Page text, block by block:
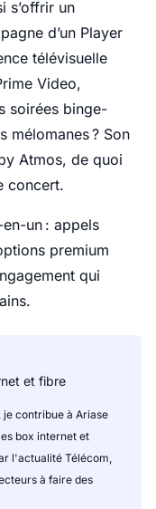
s’offrir un
d’un Player
télévisuelle
Video,
soirées binge-
mélomanes ? Son
Atmos, de quoi
concert.
un : appels
premium
qui
et fibre
je contribue à Ariase
box internet et
l'actualité Télécom,
à faire des